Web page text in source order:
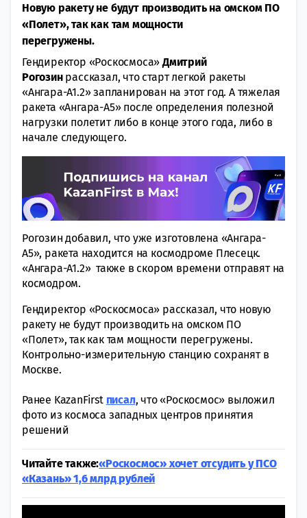
Новую ракету не будут производить на омском ПО
«Полет», так как там мощности
перегружены.
Гендиректор «Роскосмоса»Дмитрий
Рогозинрассказал, что старт легкой ракеты
«Ангара-А1.2» запланирован на этот год. А тяжелая
ракета «Ангара-А5» после определения полезной
нагрузки полетит либо в конце этого года, либо в
начале следующего.
Рогозин добавил, что уже изготовлена «Ангара-
А5», ракета находится на космодроме Плесецк.
«Ангара-А1.2» также в скором времени отправят на
космодром.
Гендиректор «Роскосмоса» рассказал, что новую
ракету не будут производить на омском ПО
«Полет», так как там мощности перегружены.
Контрольно-измерительную станцию сохранят в
Москве.
Ранее KazanFirst писал, что «Роскосмос» выложил
фото из космоса западных центров принятия
решений
Читайте также:«Роскосмос» хочет отсудить у ПСО
«Казань» 1,6 млрд рублей